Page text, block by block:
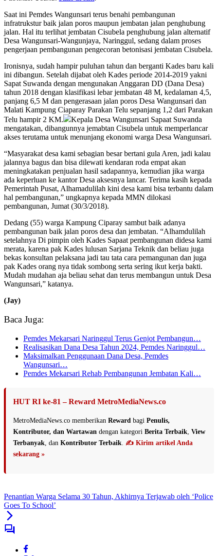
Saat ini Pemdes Wangunsari terus benahi pembangunan
infratrukstur baik jalan poros maupun jembatan jalan penghubung
jalan. Hal itu terlihat jembatan Cisubela penghubung jalan alternatif
Desa Wangunsari-Wangunjaya, Naringgul, sedang dalam proses
pengerjaan pembangunan pengecoran betonisasi jembatan Cisubela.
Ironisnya, sudah hampir puluhan tahun dan berganti Kades baru kali
ini dibangun. Setelah dijabat oleh Kades periode 2014-2019 yakni
Sapat Suwanda dengan mengunakan Anggaran DD (Dana Desa)
tahun 2018 dengan klasifikasi lebar jembatan 48 M, kedalaman 4,5,
panjang 6,5 M dan pengerasaan jalan poros Desa Wangunsari dan
Malati Kampung Ciaparay Parakan Telu sepanjang 1,2 dari Parakan
Telu hampir 2 KM.
Kepala Desa Wangunsari Sapaat Suwanda
mengatakan, dibangunnya jemabtan Cisubela untuk memperlancar
akses terutama untuk menunjang ekonomi warga Desa Wangunsari.
“Masyarakat desa kami sebagian besar bertani gula Aren, jadi kalau
jalannya bagus dan bisa dilewati kendaran roda empat akan
meningkatakan penjualan hasil sadapannya, kemudian jika warga
ada keperluan ke kantor Desa aksesnya lancar. Terima kasih kepada
Pemerintah Pusat, Alhamadulilah kini desa kami bisa terbantu dalam
hal pembangunan,” ungkapnya kepada MMN dilokasi
pembangunan, Jumat (30/3/2018).
Dedang (55) warga Kampung Ciparay sambut baik adanya
pembangunan baik jalan poros desa dan jembatan. “Alhamdulilah
setelahnya Di pimpin oleh Kades Sapaat pembangunan didesa kami
merata, karena pak Kades lulusan Sarjana Teknik dan beliau juga
bekas konsultan pelaksana jadi tau tata cara pemangunan dan juga
pak Kades orang nya tidak sombong serta sering ikut kerja bakti.
Mudah mudahan aja beliau sehat dan terus membangun untuk Desa
Wangunsari,” katanya.
(Jay)
Baca Juga:
Pemdes Mekarsari Naringgul Terus Genjot Pembangun…
Realisasikan Dana Desa Tahun 2024, Pemdes Naringgul…
Maksimalkan Penggunaan Dana Desa, Pemdes
Wangunsari…
Pemdes Mekarsari Rehab Pembangunan Jembatan Kali…
HUT RI ke-81 – Reward MetroMediaNews.co
MetroMediaNews.co memberikan Reward bagi Penulis,
Kontributor, dan Wartawan dengan kategori Berita Terbaik View
Terbanyak , dan Kontributor Terbaik ✍️ Kirim artikel Anda
sekarang »
Penantian Warga Selama 30 Tahun, Akhirnya Terjawab oleh ‘Police
Goes To School’